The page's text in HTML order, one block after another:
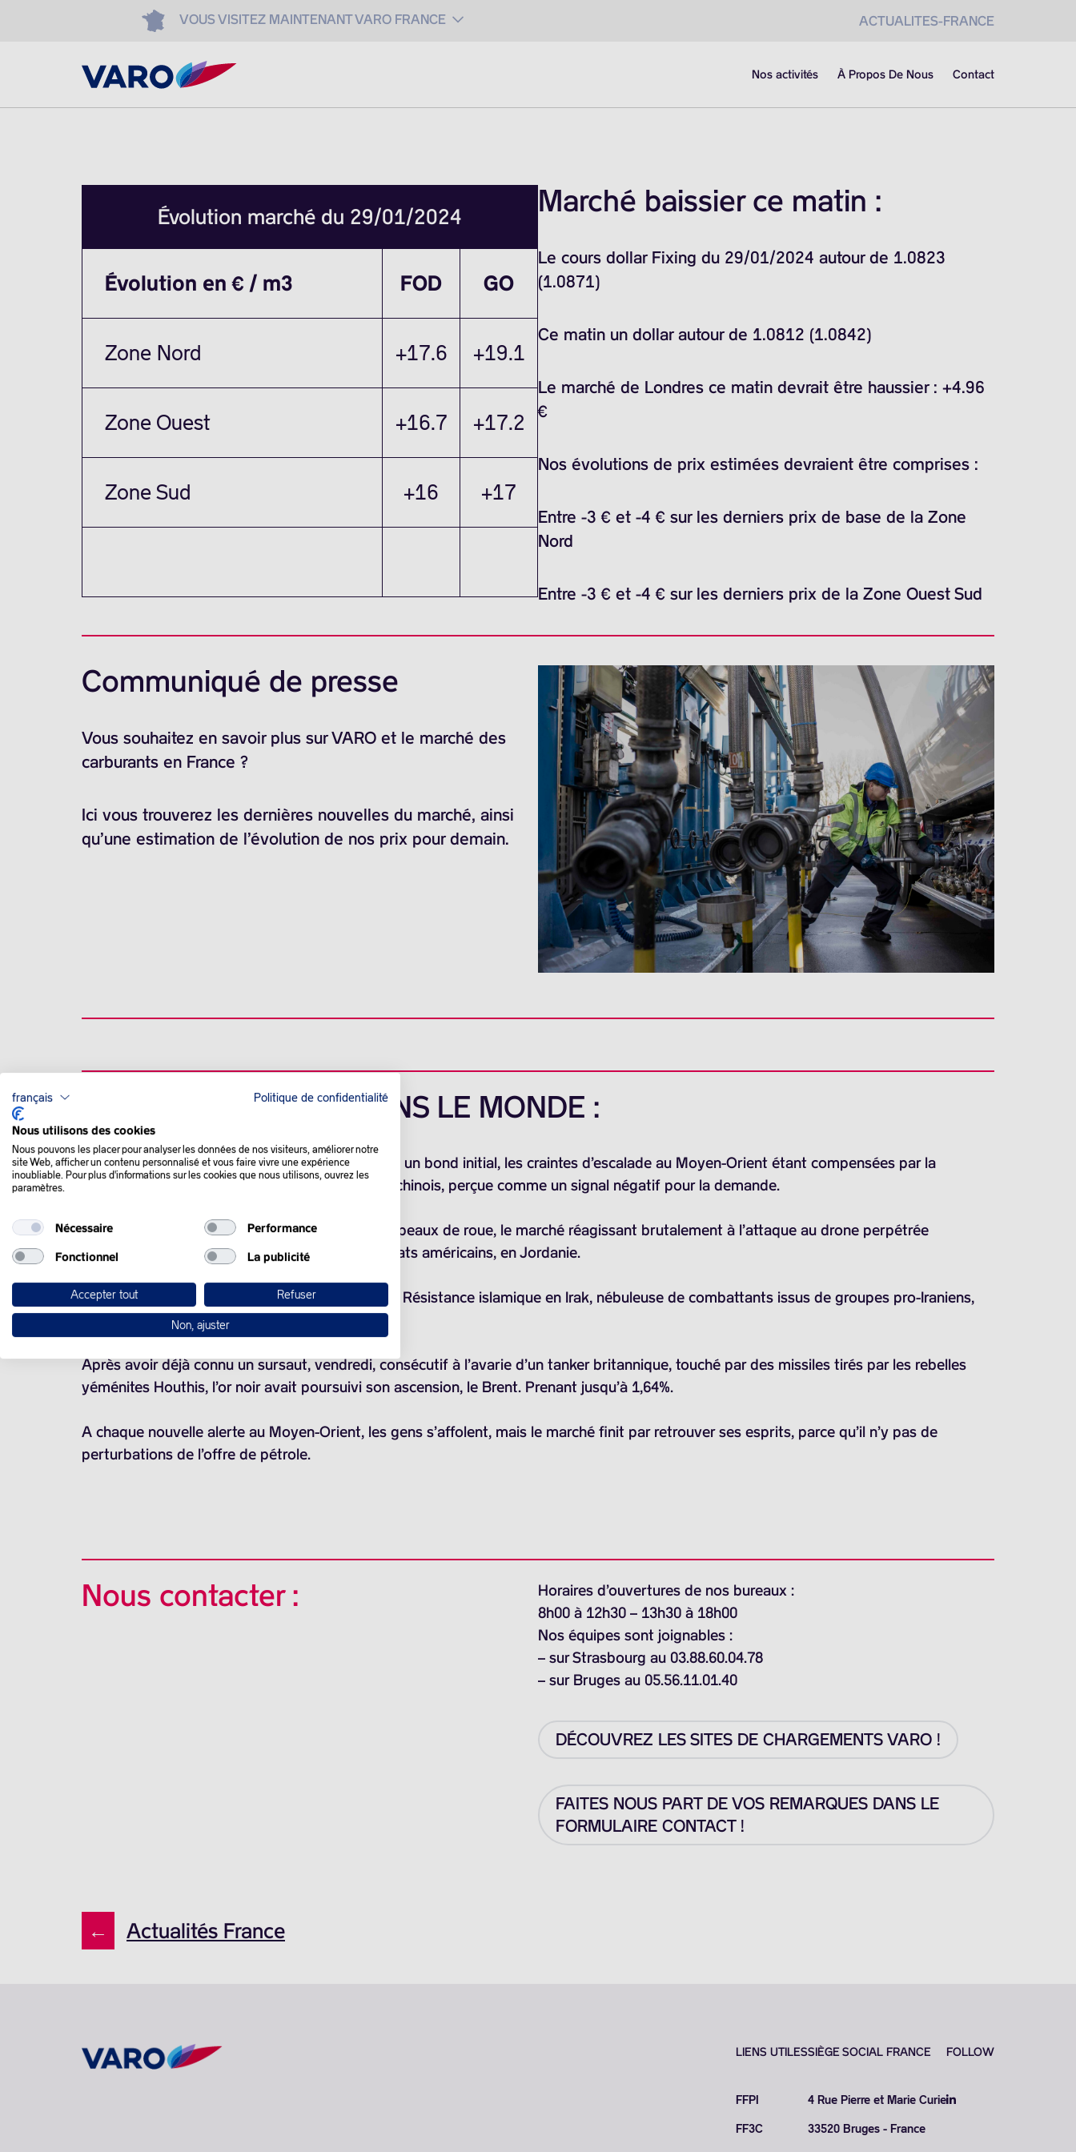
VOUS VISITEZ MAINTENANT VARO FRANCE ACTUALITES-FRANCE
Nos activités À Propos De Nous Contact
Évolution marché du 29/01/2024
Évolution en € / m3 FOD GO
Zone Nord +17.6 +19.1
Zone Ouest +16.7 +17.2
Zone Sud +16 +17
Marché baissier ce matin :
Le cours dollar Fixing du 29/01/2024 autour de 1.0823
(1.0871)
Ce matin un dollar autour de 1.0812 (1.0842)
Le marché de Londres ce matin devrait être haussier : +4.96
€
Nos évolutions de prix estimées devraient être comprises :
Entre -3 € et -4 € sur les derniers prix de base de la Zone
Nord
Entre -3 € et -4 € sur les derniers prix de la Zone Ouest Sud
Communiqué de presse
Vous souhaitez en savoir plus sur VARO et le marché des
carburants en France ?
Ici vous trouverez les dernières nouvelles du marché, ainsi
qu’une estimation de l’évolution de nos prix pour demain.
QUE SE PASSE-T-IL DANS LE MONDE :
Les cours du pétrole se sont repliés, lundi, après un bond initial, les craintes d’escalade au Moyen-Orient étant compensées par la
liquidation du plus grand promoteur immobilier chinois, perçue comme un signal négatif pour la demande.
La séance avait pourtant commencé sur les chapeaux de roue, le marché réagissant brutalement à l’attaque au drone perpétrée
dimanche contre des bases accueillant des soldats américains, en Jordanie.
Les frappes, qui ont ont été revendiquées par la Résistance islamique en Irak, nébuleuse de combattants issus de groupes pro-Iraniens,
ont tué trois militaires américains.
Après avoir déjà connu un sursaut, vendredi, consécutif à l’avarie d’un tanker britannique, touché par des missiles tirés par les rebelles
yéménites Houthis, l’or noir avait poursuivi son ascension, le Brent. Prenant jusqu’à 1,64%.
A chaque nouvelle alerte au Moyen-Orient, les gens s’affolent, mais le marché finit par retrouver ses esprits, parce qu’il n’y pas de
perturbations de l’offre de pétrole.
Nous contacter :
Horaires d’ouvertures de nos bureaux :
8h00 à 12h30 – 13h30 à 18h00
Nos équipes sont joignables :
– sur Strasbourg au 03.88.60.04.78
– sur Bruges au 05.56.11.01.40
DÉCOUVREZ LES SITES DE CHARGEMENTS VARO !
FAITES NOUS PART DE VOS REMARQUES DANS LE
FORMULAIRE CONTACT !
← Actualités France
LIENS UTILES
FFPI
FF3C
SIÈGE SOCIAL FRANCE
4 Rue Pierre et Marie Curie
33520 Bruges - France
FOLLOW
français Politique de confidentialité
Nous utilisons des cookies
Nous pouvons les placer pour analyser les données de nos visiteurs, améliorer notre
site Web, afficher un contenu personnalisé et vous faire vivre une expérience
inoubliable. Pour plus d'informations sur les cookies que nous utilisons, ouvrez les
paramètres.
Nécessaire Performance
Fonctionnel La publicité
Accepter tout Refuser
Non, ajuster